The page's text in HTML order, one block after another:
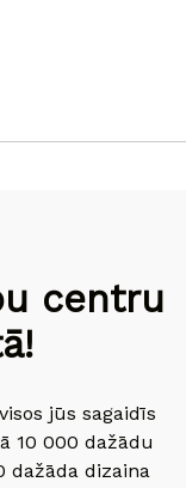
centru
jūs sagaidīs
10 000 dažādu
dažāda dizaina